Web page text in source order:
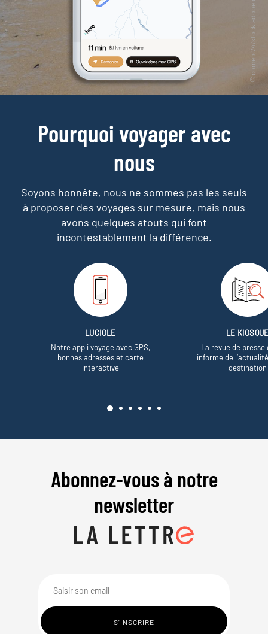
Pourquoi voyager avec
nous
Soyons honnête, nous ne sommes pas les seuls
à proposer des voyages sur mesure, mais nous
avons quelques atouts qui font
incontestablement la différence.
LUCIOLE
Notre appli voyage avec GPS,
bonnes adresses et carte
interactive
LE
La revue de presse
informe de
destination
Abonnez-vous à notre
newsletter